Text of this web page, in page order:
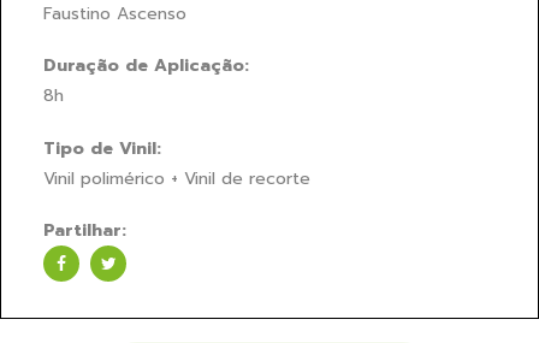
Faustino Ascenso
Duração de Aplicação:
8h
Tipo de Vinil:
Vinil polimérico + Vinil de recorte
Partilhar: